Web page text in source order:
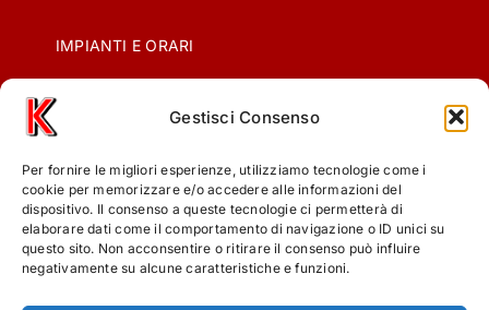
Gestisci Consenso
Per fornire le migliori esperienze, utilizziamo tecnologie come i
cookie per memorizzare e/o accedere alle informazioni del
dispositivo. Il consenso a queste tecnologie ci permetterà di
elaborare dati come il comportamento di navigazione o ID unici su
questo sito. Non acconsentire o ritirare il consenso può influire
negativamente su alcune caratteristiche e funzioni.
IMPIANTI E ORARI
PRIVACY
COOKIE POLICY (UE)